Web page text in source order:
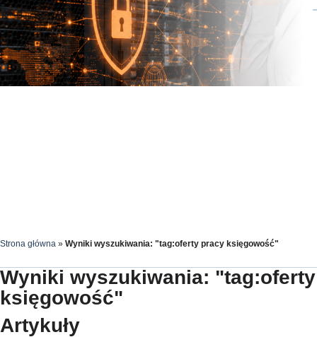
Strona główna » Wyniki wyszukiwania: "tag:oferty pracy księgowość"
Wyniki wyszukiwania:
księgowość"
Artykuły